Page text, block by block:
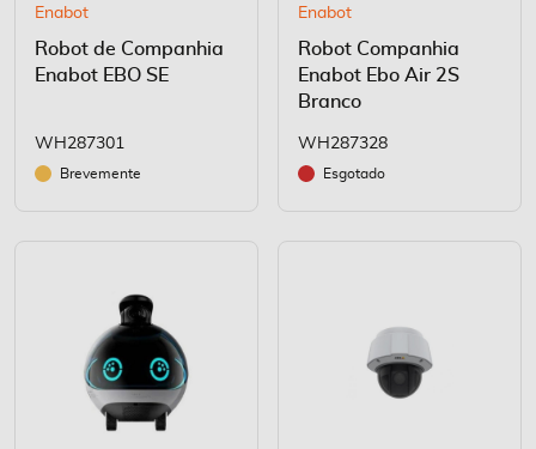
Enabot
Robot de Companhia
Enabot EBO SE
WH287301
Brevemente
Enabot
Robot Companhia
Enabot Ebo Air 2S
Branco
WH287328
Esgotado